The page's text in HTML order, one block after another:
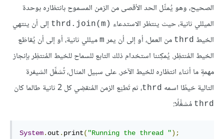
الصحيح، وهو يُمثِّل الحد الأقصى من الزمن المسموح بانتظاره بوحدة
الميللي ثانية، حيث ينتظر الاستدعاء thrd.join(m)‎ إلى أن ينتهي
الخيط thrd من العمل، أو إلى أن يمر m ميللي ثانية، أو إلى أن يُقاطَع
الخيط المُنتظِر. يُمكِننا استخدام ذلك التابع للسماح للخيط المُنتظِر بإنجاز
مهمةٍ ما أثناء انتظاره للخيط الآخر. على سبيل المثال، تُشغِّل الشيفرة
التالية خيطًا اسمه thrd، ثم تَطبَع الزمن المُنقضِي كل 2 ثانية طالما كان
thrd مُشغَّلًا:
System. out . print( "Running the thread ");